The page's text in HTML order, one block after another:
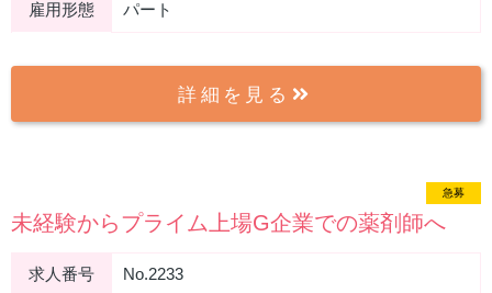
雇用形態 パート
詳細を見る
急募
未経験からプライム上場G企業での薬剤師へ
求人番号 No.2233